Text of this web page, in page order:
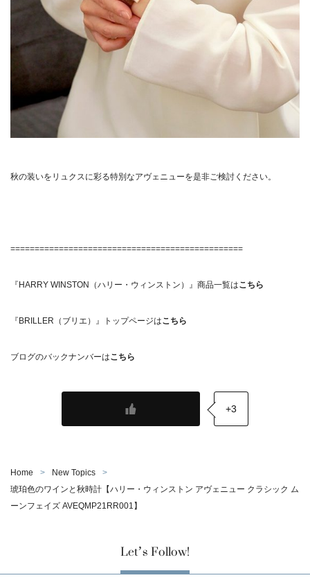
秋の装いをリュクスに彩る特別なアヴェニューを是非ご検討ください。
================================================
『HARRY WINSTON（ハリー・ウィンストン）』商品一覧はこちら
『BRILLER（ブリエ）』トップページはこちら
ブログのバックナンバーはこちら
+3
Home
New Topics
琥珀色のワインと秋時計【ハリー・ウィンストン アヴェニュー クラシック ム
ーンフェイズ AVEQMP21RR001】
Let’s Follow!